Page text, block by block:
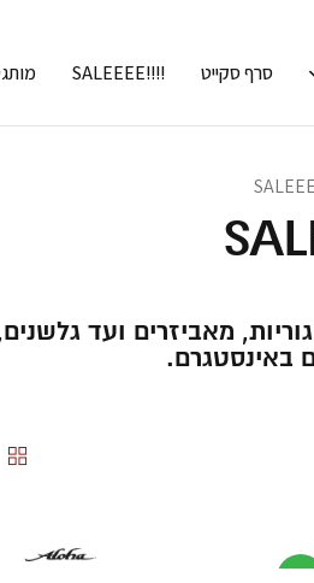
סרף סקייט !!!!SALEEEE
מאביזרים ועד
באינסטגרם.